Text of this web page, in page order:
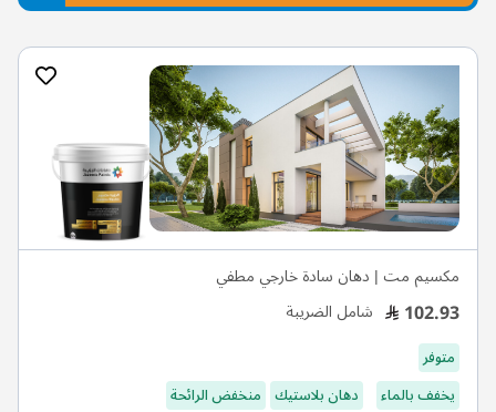
مكسيم مت | دهان سادة خارجي مطفي
102.93 شامل الضريبة
متوفر
يخفف بالماء
دهان بلاستيك منخفض الرائحة